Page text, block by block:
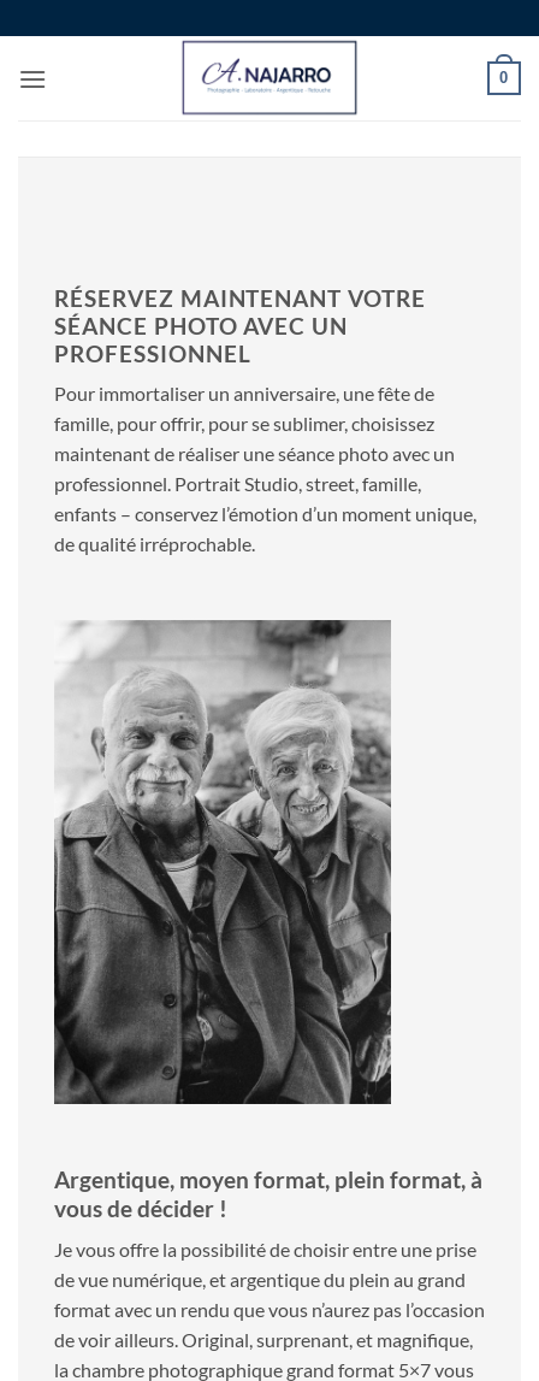
au
contenu
0
RÉSERVEZ MAINTENANT VOTRE
SÉANCE PHOTO AVEC UN
PROFESSIONNEL
Pour immortaliser un anniversaire, une fête de
famille, pour offrir, pour se sublimer, choisissez
maintenant de réaliser une séance photo avec un
professionnel. Portrait Studio, street, famille,
enfants – conservez l’émotion d’un moment unique,
de qualité irréprochable.
Argentique, moyen format, plein format, à
vous de décider !
Je vous offre la possibilité de choisir entre une prise
de vue numérique, et argentique du plein au grand
format avec un rendu que vous n’aurez pas l’occasion
de voir ailleurs. Original, surprenant, et magnifique,
la chambre photographique grand format 5×7 vous